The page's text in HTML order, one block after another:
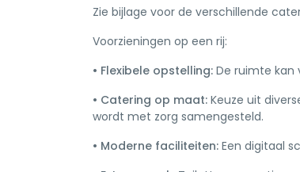
Zie bijlage voor de verschillende
Voorzieningen op een rij:
• Flexibele opstelling: De ruimte kan
• Catering op maat: Keuze uit
wordt met zorg samengesteld.
• Moderne faciliteiten: Een digitaal